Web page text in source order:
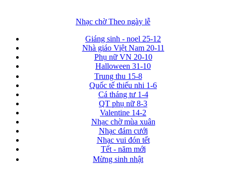
Nhạc chờ Theo ngày lễ
Giáng sinh - noel 25-12
Nhà giáo Việt Nam 20-11
Phụ nữ VN 20-10
Halloween 31-10
Trung thu 15-8
Quốc tế thiếu nhi 1-6
Cá tháng tư 1-4
QT phụ nữ 8-3
Valentine 14-2
Nhạc chờ mùa xuân
Nhạc đám cưới
Nhạc vui đón tết
Tết - năm mới
Mừng sinh nhật